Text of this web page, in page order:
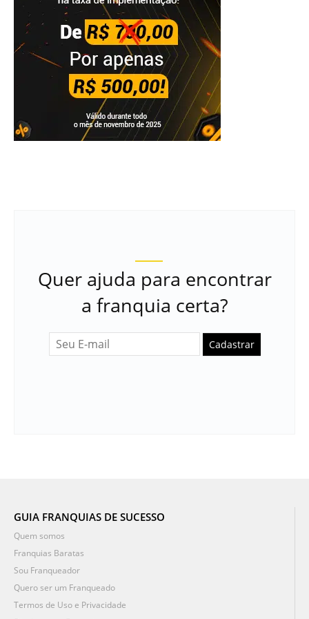
Quer ajuda para encontrar
a franquia certa?
Cadastrar
GUIA FRANQUIAS DE SUCESSO
Quem somos
Franquias Baratas
Sou Franqueador
Quero ser um Franqueado
Termos de Uso e Privacidade